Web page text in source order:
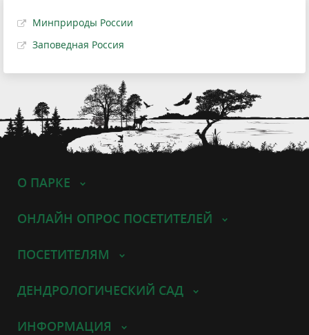
Минприроды России
Заповедная Россия
О ПАРКЕ
ОНЛАЙН ОПРОС ПОСЕТИТЕЛЕЙ
ПОСЕТИТЕЛЯМ
ДЕНДРОЛОГИЧЕСКИЙ САД
ИНФОРМАЦИЯ